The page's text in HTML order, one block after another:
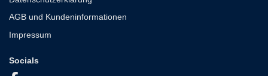
AGB und Kundeninformationen
Impressum
Socials